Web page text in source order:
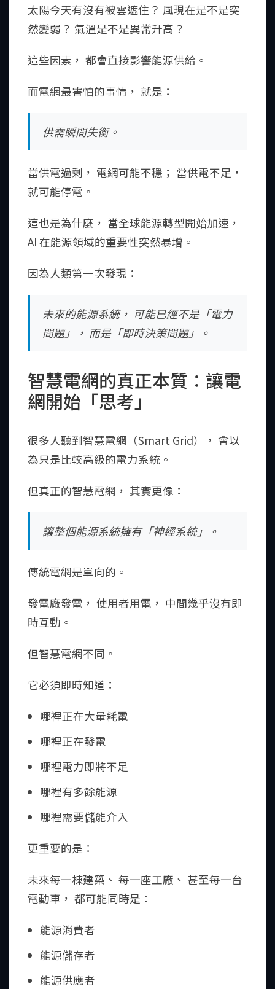
太陽今天有沒有被雲遮住？ 風現在是不是突
然變弱？ 氣溫是不是異常升高？
這些因素， 都會直接影響能源供給。
而電網最害怕的事情， 就是：
供需瞬間失衡。
當供電過剩， 電網可能不穩； 當供電不足，
就可能停電。
這也是為什麼， 當全球能源轉型開始加速，
AI 在能源領域的重要性突然暴增。
因為人類第一次發現：
未來的能源系統， 可能已經不是「電力
問題」， 而是「即時決策問題」。
智慧電網的真正本質：讓電
網開始「思考」
很多人聽到智慧電網（Smart Grid）， 會以
為只是比較高級的電力系統。
但真正的智慧電網， 其實更像：
讓整個能源系統擁有「神經系統」。
傳統電網是單向的。
發電廠發電， 使用者用電， 中間幾乎沒有即
時互動。
但智慧電網不同。
它必須即時知道：
哪裡正在大量耗電
哪裡正在發電
哪裡電力即將不足
哪裡有多餘能源
哪裡需要儲能介入
更重要的是：
未來每一棟建築、 每一座工廠、 甚至每一台
電動車， 都可能同時是：
能源消費者
能源儲存者
能源供應者